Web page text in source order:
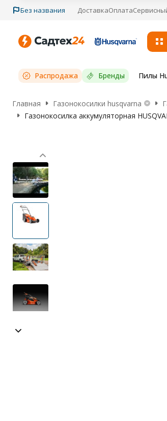
Без названия ДоставкаОплата
Распродажа Бренды Пилы
Главная Газонокосилки husqvarna
Газонокосилка аккумуляторная